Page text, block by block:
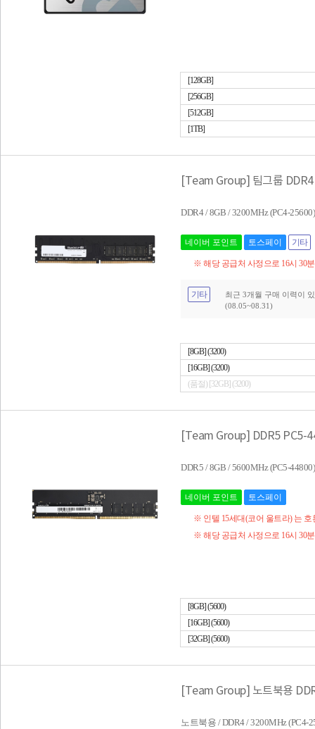
[128GB]
[256GB]
[512GB]
[1TB]
[Team Group] 팀그룹
DDR4 / 8GB / 3200MHz (PC4-
네이버 포인트 토스페이 기타
※ 해당 공급처 사정으로 16시 30
기타
최근 3개월 구매 이력이
(08.05~08.31)
[8GB] (3200)
[16GB] (3200)
(품절) [32GB] (3200)
[Team Group] DDR5 PC5-
DDR5 / 8GB / 5600MHz (PC5-
네이버 포인트 토스페이
※ 인텔 15세대(코어 울트라) 는 호
※ 해당 공급처 사정으로 16시 30
[8GB] (5600)
[16GB] (5600)
[32GB] (5600)
[Team Group] 노트북용
노트북용 / DDR4 / 3200MHz (PC4-